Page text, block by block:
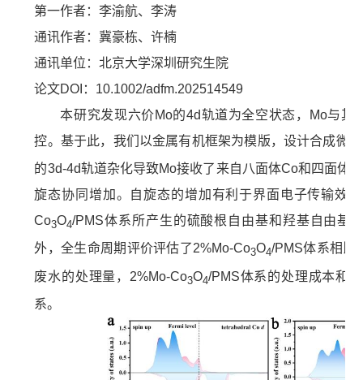
第一作者：李渝航、李涛
通讯作者：冀豪栋、许楠
通讯单位：北京大学深圳研究生院
论文DOI ： 10.1002/adfm.202514549
本研究发现六价Mo的4d轨道为全空状态， Mo与其
控。基于此，我们以金属有机框架为模版，设计合成微量
的3d-4d轨道杂化导致Mo接收了来自八面体Co和四面体
旋态协同增加。自旋态的增加有利于界面电子传输效
Co3O4/PMS体系所产生的硫酸根自由基和羟基自由基
外，全生命周期评价评估了2%Mo-Co3O4/PMS体系相比
废水的处理量， 2%Mo-Co3O4/PMS体系的处理成本和
系。